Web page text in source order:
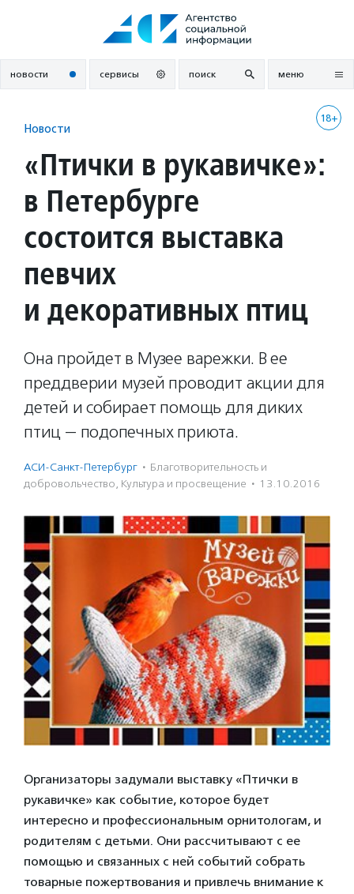
новости сервисы поиск меню
18+
Новости
«Птички в рукавичке»:
в Петербурге
состоится выставка
певчих
и декоративных птиц
Она пройдет в Музее варежки. В ее
преддверии музей проводит акции для
детей и собирает помощь для диких
птиц — подопечных приюта.
АСИ-Санкт-Петербург · Благотвори­тель­ность и
доброволь­чест­во, Культура и просвещение · 13.10.2016
Организаторы задумали выставку «Птички в
рукавичке» как событие, которое будет
интересно и профессиональным орнитологам, и
родителям с детьми. Они рассчитывают с ее
помощью и связанных с ней событий собрать
товарные пожертвования и привлечь внимание к